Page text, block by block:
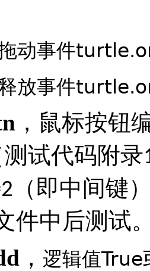
动事件
放事件
，鼠标按钮
试代码附录
（即中间键
件中后测试
， 逻辑值True